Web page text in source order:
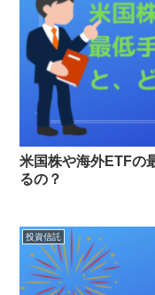
米国株や海外ETFの
るの？
投資信託